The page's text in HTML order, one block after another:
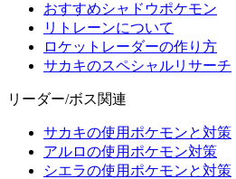
おすすめシャドウポケモン
リトレーンについて
ロケットレーダーの作り方
サカキのスペシャルリサーチ
リーダー/ボス関連
サカキの使用ポケモンと対策
アルロの使用ポケモン対策
シエラの使用ポケモンと対策